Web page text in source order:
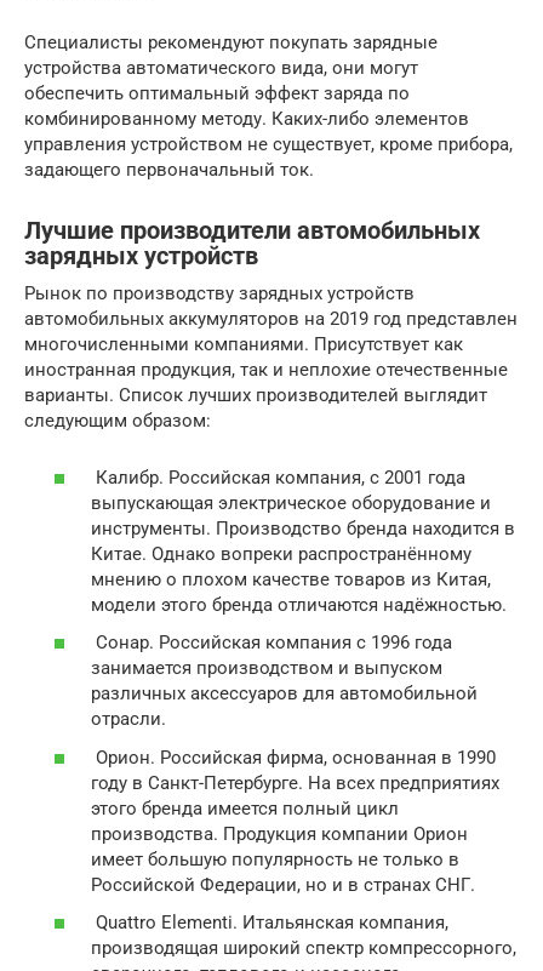
Специалисты рекомендуют покупать зарядные
устройства автоматического вида, они могут
обеспечить оптимальный эффект заряда по
комбинированному методу. Каких-либо элементов
управления устройством не существует, кроме прибора,
задающего первоначальный ток.
Лучшие производители автомобильных
зарядных устройств
Рынок по производству зарядных устройств
автомобильных аккумуляторов на 2019 год представлен
многочисленными компаниями. Присутствует как
иностранная продукция, так и неплохие отечественные
варианты. Список лучших производителей выглядит
следующим образом:
Калибр. Российская компания, с 2001 года
выпускающая электрическое оборудование и
инструменты. Производство бренда находится в
Китае. Однако вопреки распространённому
мнению о плохом качестве товаров из Китая,
модели этого бренда отличаются надёжностью.
Сонар. Российская компания с 1996 года
занимается производством и выпуском
различных аксессуаров для автомобильной
отрасли.
Орион. Российская фирма, основанная в 1990
году в Санкт-Петербурге. На всех предприятиях
этого бренда имеется полный цикл
производства. Продукция компании Орион
имеет большую популярность не только в
Российской Федерации, но и в странах СНГ.
Quattro Elementi. Итальянская компания,
производящая широкий спектр компрессорного,